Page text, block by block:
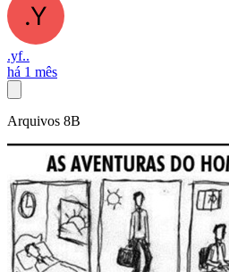
.yf..
há 1 mês
Arquivos 8B